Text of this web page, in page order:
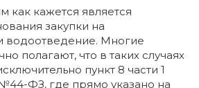
как кажется является
закупки на
водоотведение. Многие
полагают, что в таких случаях
пункт 8 части 1
№44-ФЗ, где прямо указано на